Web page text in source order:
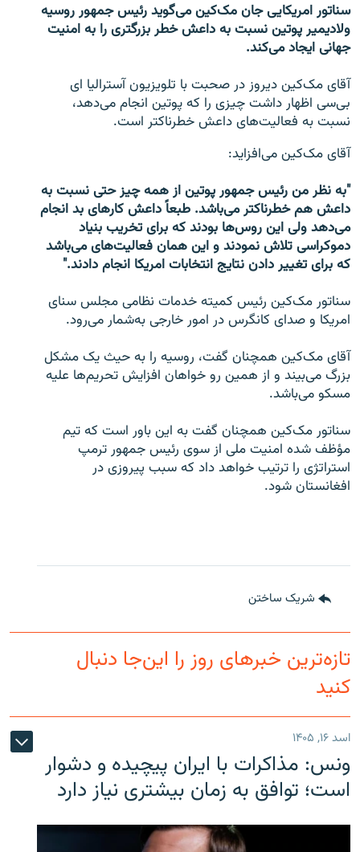
به ما بپیوندید
همۀ سایت‌های رادیو آزادی/ رادیو اروپای آزاد
سناتور امریکایی جان مک‌کین می‌گوید رئیس جمهور روسیه
ولادیمیر پوتین نسبت به داعش خطر بزرگتری را به امنیت
جهانی ایجاد می‌کند.
آقای مک‌کین دیروز در صحبت با تلویزیون آسترالیا ای
بی‌سی اظهار داشت چیزی را که پوتین انجام می‌دهد،
نسبت به فعالیت‌های داعش خطرناکتر است.
آقای مک‌کین می‌افزاید:
"به نظر من رئیس جمهور پوتین از همه چیز حتی نسبت به
داعش هم خطرناکتر می‌باشد. طبعاً داعش کارهای بد انجام
می‌دهد ولی این روس‌ها بودند که برای تخریب بنیاد
دموکراسی تلاش نمودند و این همان فعالیت‌های می‌باشد
که برای تغییر دادن نتایج انتخابات امریکا انجام دادند."
سناتور مک‌کین رئیس کمیته خدمات نظامی مجلس سنای
امریکا و صدای کانگرس در امور خارجی به‌شمار می‌رود.
آقای مک‌کین همچنان گفت، روسیه را به حیث یک مشکل
بزرگ می‌بیند و از همین رو خواهان افزایش تحریم‌ها علیه
مسکو می‌باشد.
سناتور مک‌کین همچنان گفت به این باور است که تیم
مؤظف شده امنیت ملی از سوی رئیس جمهور ترمپ
استراتژی را ترتیب خواهد داد که سبب پیروزی در
افغانستان شود.
شریک ساختن
تازه‌ترین خبرهای روز را این‌جا دنبال
کنید
اسد ۱۶, ۱۴۰۵
ونس: مذاکرات با ایران پیچیده و دشوار
است؛ توافق به زمان بیشتری نیاز دارد